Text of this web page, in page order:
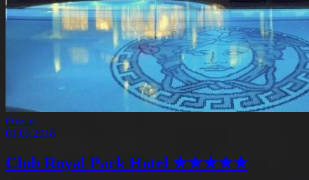
Отели
01.09.2018
Club Royal Park Hotel ★★★★★